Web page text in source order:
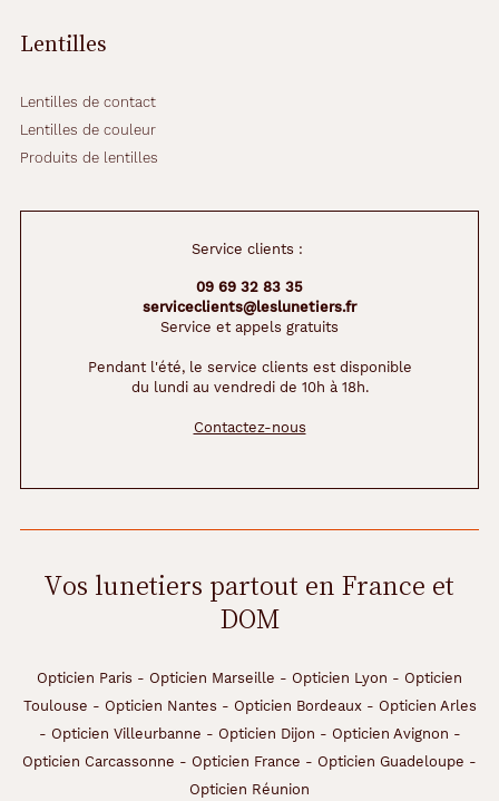
Lentilles
Lentilles de contact
Lentilles de couleur
Produits de lentilles
Service clients :
09 69 32 83 35
serviceclients@leslunetiers.fr
Service et appels gratuits
Pendant l'été, le service clients est disponible
du lundi au vendredi de 10h à 18h.
Contactez-nous
Vos lunetiers partout en France et
DOM
Opticien Paris - Opticien Marseille - Opticien Lyon - Opticien
Toulouse - Opticien Nantes - Opticien Bordeaux- Opticien Arles
- Opticien Villeurbanne - Opticien Dijon - Opticien Avignon -
Opticien Carcassonne - Opticien France - Opticien Guadeloupe -
Opticien Réunion